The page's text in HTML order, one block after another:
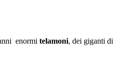
enormi telamoni, dei giganti di